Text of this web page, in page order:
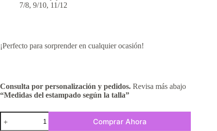
7/8, 9/10, 11/12
¡Perfecto para sorprender en cualquier ocasión!
Consulta por personalización y pedidos. Revisa más abajo
“Medidas del estampado según la talla”
Comprar Ahora